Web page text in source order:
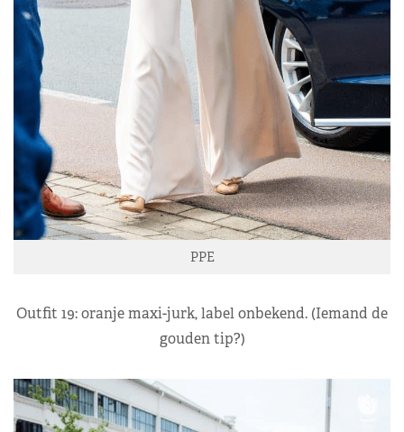
PPE
Outfit 19: oranje maxi-jurk, label onbekend. (Iemand de
gouden tip?)